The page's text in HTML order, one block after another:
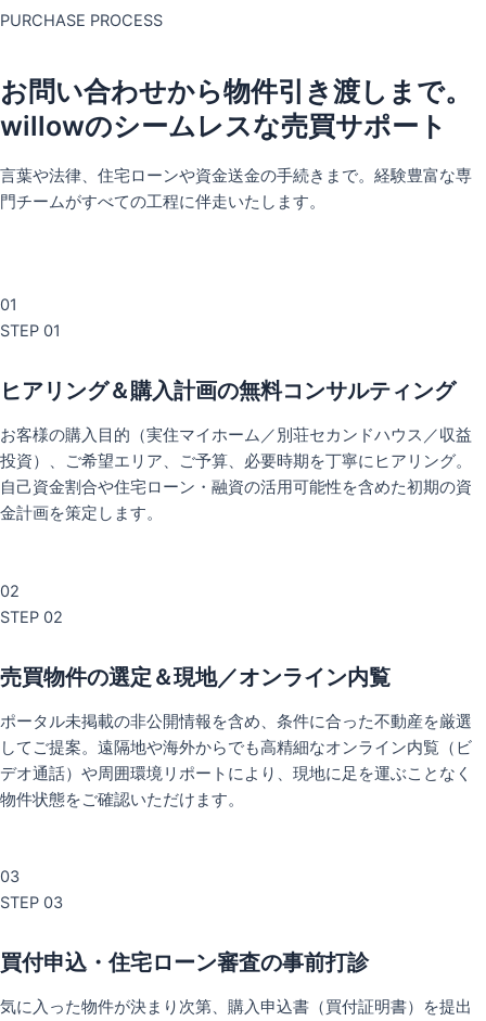
PURCHASE PROCESS
お問い合わせから物件引き渡しまで。
willowのシームレスな売買サポート
言葉や法律、住宅ローンや資金送金の手続きまで。経験豊富な専
門チームがすべての工程に伴走いたします。
01
STEP 01
ヒアリング＆購入計画の無料コンサルティング
お客様の購入目的（実住マイホーム／別荘セカンドハウス／収益
投資）、ご希望エリア、ご予算、必要時期を丁寧にヒアリング。
自己資金割合や住宅ローン・融資の活用可能性を含めた初期の資
金計画を策定します。
02
STEP 02
売買物件の選定＆現地／オンライン内覧
ポータル未掲載の非公開情報を含め、条件に合った不動産を厳選
してご提案。遠隔地や海外からでも高精細なオンライン内覧（ビ
デオ通話）や周囲環境リポートにより、現地に足を運ぶことなく
物件状態をご確認いただけます。
03
STEP 03
買付申込・住宅ローン審査の事前打診
気に入った物件が決まり次第、購入申込書（買付証明書）を提出